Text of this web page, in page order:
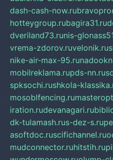
dash-cash-now.ru
hotteygroup.rubagira31.ru
dveriland73.runis-
vrema-zdorov.ruvelonik.ru
nike-air-max-95.ru
mobilreklama.rupds-nn.ru
spksochi.rushkola-
mosoblfencing.ru
iration.rudevanagari.ru
dk-tulamash.rus-dez-s.ru
asoftdoc.ruscifichannel.ru
mudconnector.ruhitstih.ru